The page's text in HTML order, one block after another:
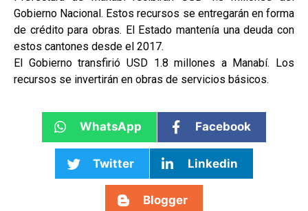
Gobierno Nacional. Estos recursos se entregarán en forma
de crédito para obras. El Estado mantenía una deuda con
estos cantones desde el 2017.
El Gobierno transfirió USD 1.8 millones a Manabí. Los
recursos se invertirán en obras de servicios básicos.
WhatsApp Facebook
Twitter Linkedin
Blogger